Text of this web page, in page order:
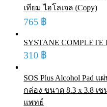
เทียม ไฮโลเจล (Copy)
765 ฿
SYSTANE COMPLETE
310 ฿
SOS Plus Alcohol Pad
กล่อง ขนาด 8.3 x 3.8 เ
แพทย์